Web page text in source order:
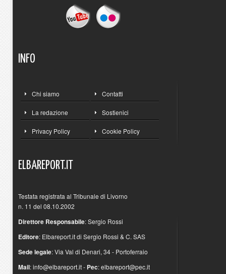
INFO
Chi siamo Contatti
La redazione Sostienici
Privacy Policy Cookie Policy
ELBAREPORT.IT
Testata registrata al Tribunale di Livorno
n. 11 del 08.10.2002
Direttore Responsabile: Sergio Rossi
Editore: Elbareport.it di Sergio Rossi & C. SAS
Sede legale: Via Val di Denari, 34 - Portoferraio
Mail:info@elbareport.it- Pec:elbareport@pec.it